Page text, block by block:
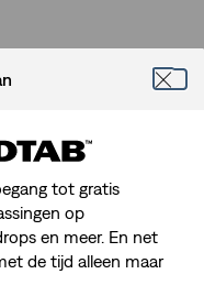
tot gratis
op
en meer. En net
de tijd alleen maar